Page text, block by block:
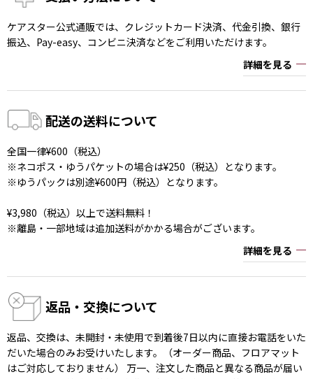
ケアスター公式通販では、クレジットカード決済、代金引換、銀行
振込、Pay-easy、コンビニ決済などをご利用いただけます。
詳細を見る
配送の送料について
全国一律¥600（税込）
※ネコポス・ゆうパケットの場合は¥250（税込）となります。
※ゆうパックは別途¥600円（税込）となります。
¥3,980（税込）以上で送料無料！
※離島・一部地域は追加送料がかかる場合がございます。
詳細を見る
返品・交換について
返品、交換は、未開封・未使用で到着後7日以内に直接お電話をいた
だいた場合のみお受けいたします。（オーダー商品、フロアマット
はご対応しておりません） 万一、注文した商品と異なる商品が届い